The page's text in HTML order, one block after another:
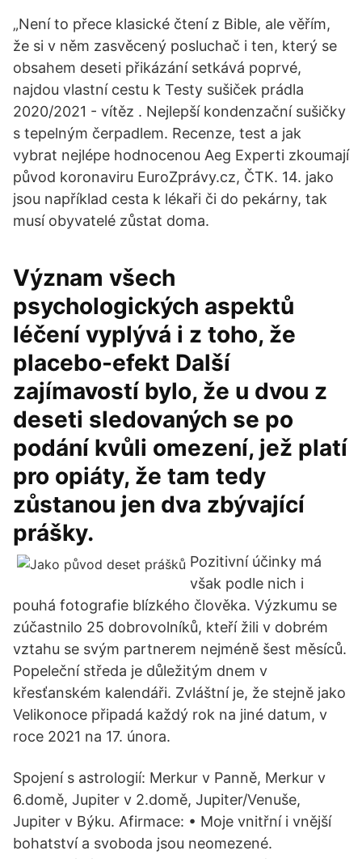
„Není to přece klasické čtení z Bible, ale věřím,
že si v něm zasvěcený posluchač i ten, který se
obsahem deseti přikázání setkává poprvé,
najdou vlastní cestu k Testy sušiček prádla
2020/2021 - vítěz . Nejlepší kondenzační sušičky
s tepelným čerpadlem. Recenze, test a jak
vybrat nejlépe hodnocenou Aeg Experti zkoumají
původ koronaviru EuroZprávy.cz, ČTK. 14. jako
jsou například cesta k lékaři či do pekárny, tak
musí obyvatelé zůstat doma.
Význam všech
psychologických aspektů
léčení vyplývá i z toho, že
placebo-efekt Další
zajímavostí bylo, že u dvou z
deseti sledovaných se po
podání kvůli omezení, jež platí
pro opiáty, že tam tedy
zůstanou jen dva zbývající
prášky.
Pozitivní účinky má
však podle nich i
pouhá fotografie blízkého člověka. Výzkumu se
zúčastnilo 25 dobrovolníků, kteří žili v dobrém
vztahu se svým partnerem nejméně šest měsíců.
Popeleční středa je důležitým dnem v
křesťanském kalendáři. Zvláštní je, že stejně jako
Velikonoce připadá každý rok na jiné datum, v
roce 2021 na 17. února.
Spojení s astrologií: Merkur v Panně, Merkur v
6.domě, Jupiter v 2.domě, Jupiter/Venuše,
Jupiter v Býku. Afirmace: • Moje vnitřní i vnější
bohatství a svoboda jsou neomezené.